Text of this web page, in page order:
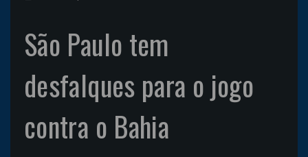
São Paulo tem
desfalques para o jogo
contra o Bahia